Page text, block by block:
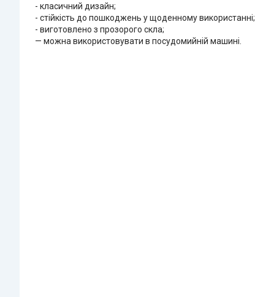
- класичний дизайн;
- стійкість до пошкоджень у щоденному використанні;
- виготовлено з прозорого скла;
— можна використовувати в посудомийній машині.